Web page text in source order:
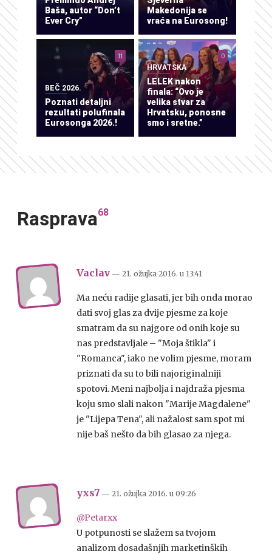
Baša, autor “Don’t
Ever Cry”
Makedonija se
vraća na Eurosong!
BEČ 2026.
Poznati detaljni
rezultati polufinala
Eurosonga 2026.!
11
HRVATSKA
LELEK nakon
finala: “Ovo je
velika stvar za
Hrvatsku, ponosne
smo i sretne.”
0
Rasprava68
Vaclav — 21. ožujka 2016. u 13:41
Ma neću radije glasati, jer bih onda morao
dati svoj glas za dvije pjesme za koje
smatram da su najgore od onih koje su
nas predstavljale – "Moja štikla" i
"Romanca", iako ne volim pjesme, moram
priznati da su to bili najoriginalniji
spotovi. Meni najbolja i najdraža pjesma
koju smo slali nakon "Marije Magdalene"
je "Lijepa Tena", ali nažalost sam spot mi
nije baš nešto da bih glasao za njega.
yxs7 — 21. ožujka 2016. u 09:26
@Petarxx
U potpunosti se slažem sa tvojom
analizom dosadašnjih marketinških